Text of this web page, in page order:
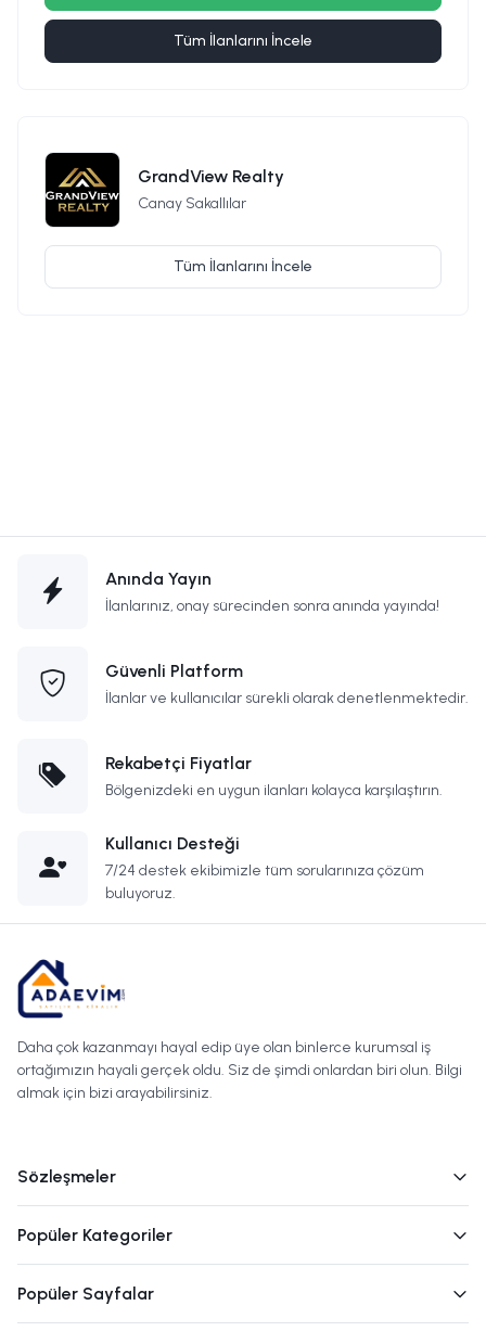
Tüm İlanlarını İncele
GrandView Realty
Canay Sakallılar
Tüm İlanlarını İncele
Anında Yayın
İlanlarınız, onay sürecinden sonra anında yayında!
Güvenli Platform
İlanlar ve kullanıcılar sürekli olarak denetlenmektedir.
Rekabetçi Fiyatlar
Bölgenizdeki en uygun ilanları kolayca karşılaştırın.
Kullanıcı Desteği
7/24 destek ekibimizle tüm sorularınıza çözüm
buluyoruz.
Daha çok kazanmayı hayal edip üye olan binlerce kurumsal iş
ortağımızın hayali gerçek oldu. Siz de şimdi onlardan biri olun. Bilgi
almak için bizi arayabilirsiniz.
Sözleşmeler
Popüler Kategoriler
Popüler Sayfalar